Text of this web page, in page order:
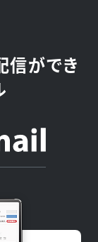
信ができ